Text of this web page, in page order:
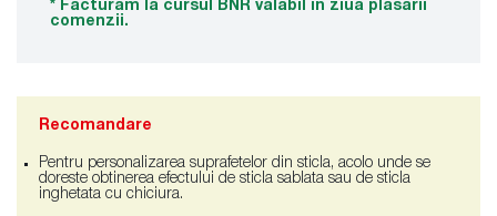
* Facturam la cursul BNR valabil in ziua plasarii
comenzii.
Recomandare
Pentru personalizarea suprafetelor din sticla, acolo unde se
doreste obtinerea efectului de sticla sablata sau de sticla
inghetata cu chiciura.